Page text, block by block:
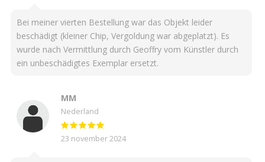
Bei meiner vierten Bestellung war das Objekt leider
beschädigt (kleiner Chip, Vergoldung war abgeplatzt). Es
wurde nach Vermittlung durch Geoffry vom Künstler durch
ein unbeschädigtes Exemplar ersetzt.
MM
Nederland
23 november 2024